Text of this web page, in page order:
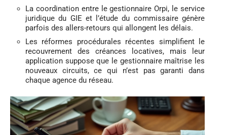
La coordination entre le gestionnaire Orpi, le service
juridique du GIE et l’étude du commissaire génère
parfois des allers-retours qui allongent les délais.
Les réformes procédurales récentes simplifient le
recouvrement des créances locatives, mais leur
application suppose que le gestionnaire maîtrise les
nouveaux circuits, ce qui n’est pas garanti dans
chaque agence du réseau.